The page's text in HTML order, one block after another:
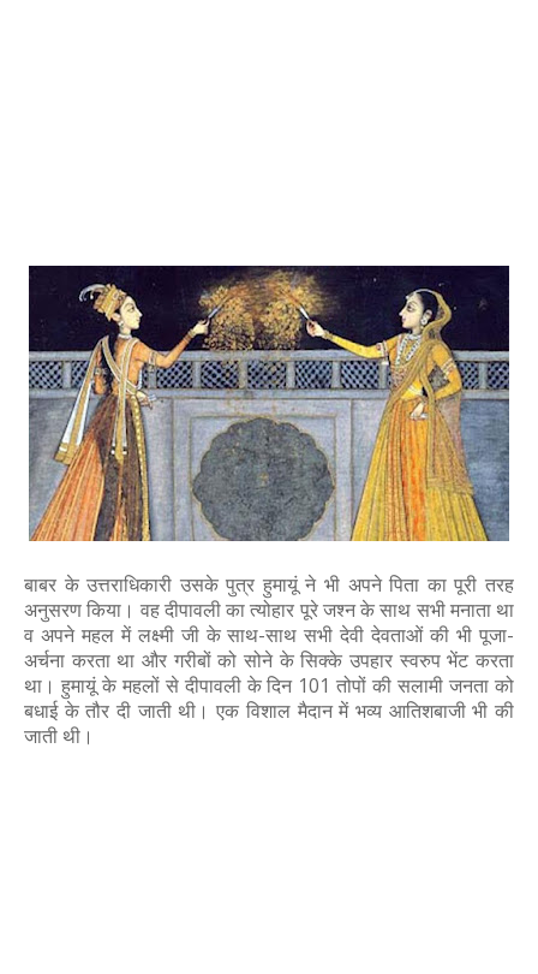
बाबर के उत्तराधिकारी उसके पुत्र हुमायूं ने भी अपने पिता का पूरी तरह
अनुसरण किया। वह दीपावली का त्योहार पूरे जश्न के साथ सभी मनाता था
व अपने महल में लक्ष्मी जी के साथ-साथ सभी देवी देवताओं की भी पूजा-
अर्चना करता था और गरीबों को सोने के सिक्के उपहार स्वरुप भेंट करता
था। हुमायूं के महलों से दीपावली के दिन 101 तोपों की सलामी जनता को
बधाई के तौर दी जाती थी। एक विशाल मैदान में भव्य आतिशबाजी भी की
जाती थी।